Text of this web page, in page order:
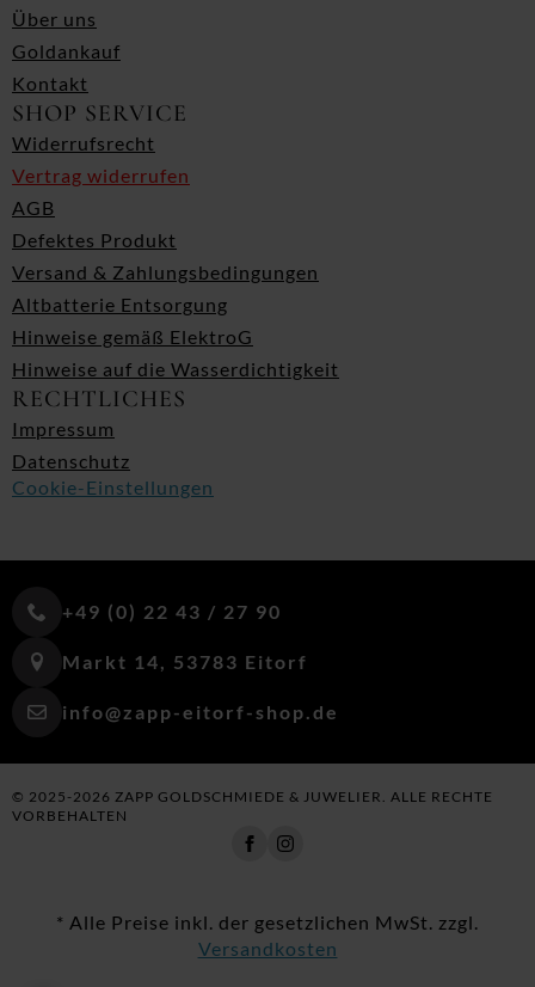
Über uns
Goldankauf
Kontakt
SHOP SERVICE
Widerrufsrecht
Vertrag widerrufen
AGB
Defektes Produkt
Versand & Zahlungsbedingungen
Altbatterie Entsorgung
Hinweise gemäß ElektroG
Hinweise auf die Wasserdichtigkeit
RECHTLICHES
Impressum
Datenschutz
Cookie-Einstellungen
+49 (0) 22 43 / 27 90
Markt 14, 53783 Eitorf
info@zapp-eitorf-shop.de
© 2025-2026 ZAPP GOLDSCHMIEDE & JUWELIER. ALLE RECHTE
VORBEHALTEN
* Alle Preise inkl. der gesetzlichen MwSt. zzgl.
Versandkosten